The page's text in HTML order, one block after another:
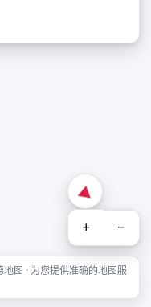
+ −
图 · 为您提供准确的地图服